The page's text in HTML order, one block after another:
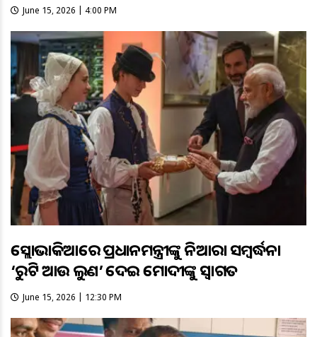
June 15, 2026 | 4:00 PM
ସ୍ଲୋଭାକିଆରେ ପ୍ରଧାନମନ୍ତ୍ରୀଙ୍କୁ ନିଆରା ସମ୍ବର୍ଦ୍ଧନା
‘ରୁଟି ଆଉ ଲୁଣ’ ଦେଇ ମୋଦୀଙ୍କୁ ସ୍ୱାଗତ
June 15, 2026 | 12:30 PM